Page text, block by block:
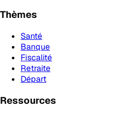
Thèmes
Santé
Banque
Fiscalité
Retraite
Départ
Ressources